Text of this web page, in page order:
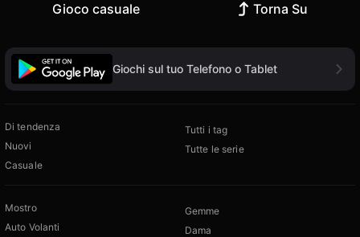
Gioco casuale Torna Su
Giochi sul tuo Telefono o Tablet
Di tendenza
Nuovi
Casuale
Tutti i tag
Tutte le serie
Mostro
Auto Volanti
Gemme
Dama